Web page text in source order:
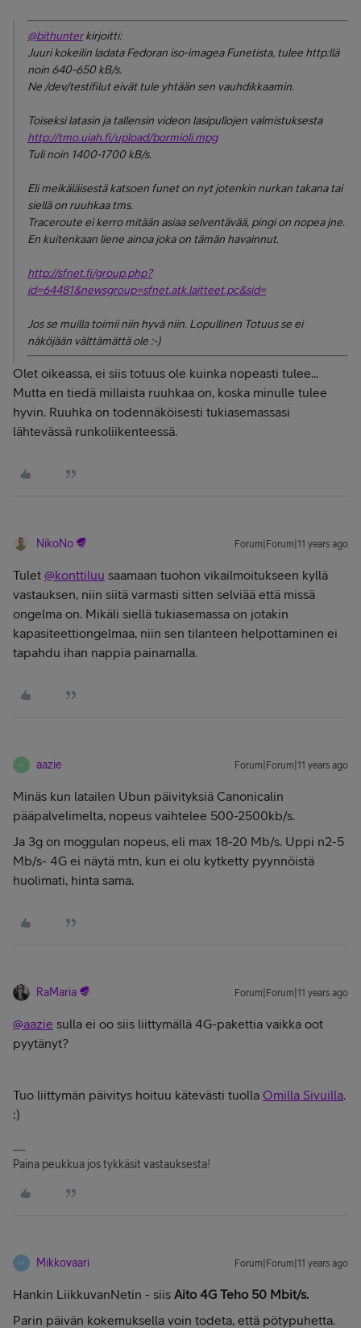
@bithunterkirjoitti:
Juuri kokeilin ladata Fedoran iso-imagea Funetista, tulee http:llä
noin 640-650 kB/s.
Ne /dev/testifilut eivät tule yhtään sen vauhdikkaamin.
Toiseksi latasin ja tallensin videon lasipullojen valmistuksesta
http://tmo.uiah.fi/upload/bormioli.mpg
Tuli noin 1400-1700 kB/s.
Eli meikäläisestä katsoen funet on nyt jotenkin nurkan takana tai
siellä on ruuhkaa tms.
Traceroute ei kerro mitään asiaa selventävää, pingi on nopea jne.
En kuitenkaan liene ainoa joka on tämän havainnut.
http://sfnet.fi/group.php?
id=64481&newsgroup=sfnet.atk.laitteet.pc&sid=
Jos se muilla toimii niin hyvä niin. Lopullinen Totuus se ei
näköjään välttämättä ole :-)
Olet oikeassa, ei siis totuus ole kuinka nopeasti tulee...
Mutta en tiedä millaista ruuhkaa on, koska minulle tulee
hyvin. Ruuhka on todennäköisesti tukiasemassasi
lähtevässä runkoliikenteessä.
NikoNo Forum|Forum|11 years ago
Tulet @konttiluu saamaan tuohon vikailmoitukseen kyllä
vastauksen, niin siitä varmasti sitten selviää että missä
ongelma on. Mikäli siellä tukiasemassa on jotakin
kapasiteettiongelmaa, niin sen tilanteen helpottaminen ei
tapahdu ihan nappia painamalla.
A aazie Forum|Forum|11 years ago
Minäs kun latailen Ubun päivityksiä Canonicalin
pääpalvelimelta, nopeus vaihtelee 500-2500kb/s.
Ja 3g on moggulan nopeus, eli max 18-20 Mb/s. Uppi n2-5
Mb/s- 4G ei näytä mtn, kun ei olu kytketty pyynnöistä
huolimati, hinta sama.
RaMaria Forum|Forum|11 years ago
@aazie sulla ei oo siis liittymällä 4G-pakettia vaikka oot
pyytänyt?
Tuo liittymän päivitys hoituu kätevästi tuolla Omilla Sivuilla.
:)
Paina peukkua jos tykkäsit vastauksesta!
M Mikkovaari Forum|Forum|11 years ago
Hankin LiikkuvanNetin - siis Aito 4G Teho 50 Mbit/s.
Parin päivän kokemuksella voin todeta, että pötypuhetta.